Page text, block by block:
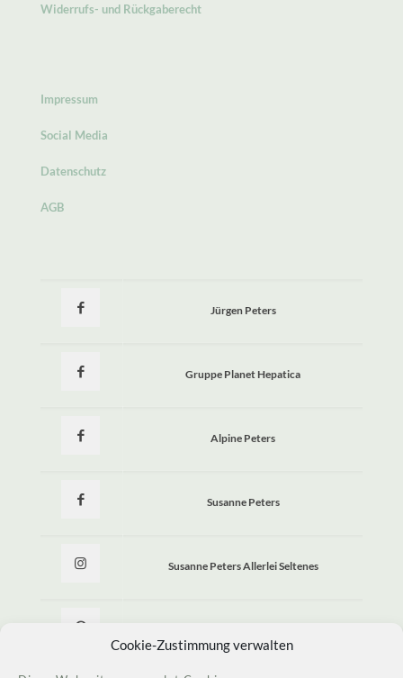
Cookie-Zustimmung verwalten
Widerrufs- und Rückgaberecht
Impressum
Social Media
Datenschutz
AGB
Jürgen Peters
Gruppe Planet Hepatica
Alpine Peters
Susanne Peters
Susanne Peters Allerlei Seltenes